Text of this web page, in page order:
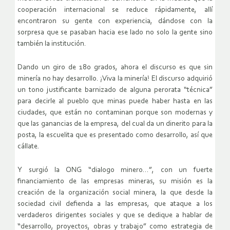
cooperación internacional se reduce rápidamente, allí
encontraron su gente con experiencia, dándose con la
sorpresa que se pasaban hacia ese lado no solo la gente sino
también la institución.
Dando un giro de 180 grados, ahora el discurso es que sin
minería no hay desarrollo. ¡Viva la minería! El discurso adquirió
un tono justificante barnizado de alguna perorata “técnica”
para decirle al pueblo que minas puede haber hasta en las
ciudades, que están no contaminan porque son modernas y
que las ganancias de la empresa, del cual da un dinerito para la
posta, la escuelita que es presentado como desarrollo, así que
cállate.
Y surgió la ONG “dialogo minero…”, con un fuerte
financiamiento de las empresas mineras, su misión es la
creación de la organización social minera, la que desde la
sociedad civil defienda a las empresas, que ataque a los
verdaderos dirigentes sociales y que se dedique a hablar de
“desarrollo, proyectos, obras y trabajo” como estrategia de